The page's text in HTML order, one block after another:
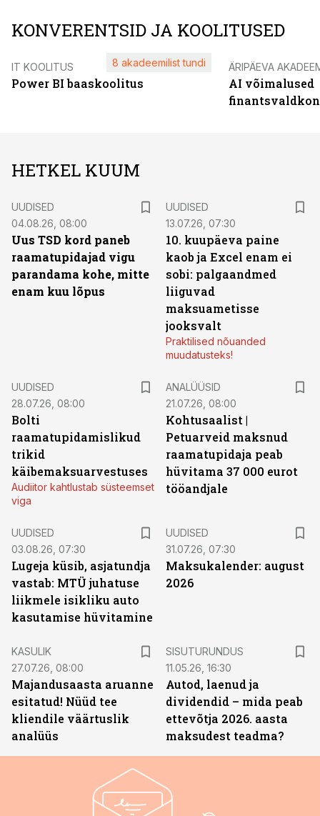
KONVERENTSID JA KOOLITUSED
IT KOOLITUS
Power BI baaskoolitus
8 akadeemilist tundi ÄRIPÄEVA
AI võimalused
HETKEL KUUM
UUDISED
04.08.26, 08:00
Uus TSD kord paneb
raamatupidajad vigu
parandama kohe, mitte
enam kuu lõpus
UUDISED
13.07.26, 07:30
10. kuupäeva paine
kaob ja Excel enam ei
sobi: palgaandmed
liiguvad
maksuametisse
jooksvalt
Praktilised nõuanded
muudatusteks!
UUDISED
28.07.26, 08:00
Bolti
raamatupidamislikud
trikid
käibemaksuarvestuses
Audiitor kahtlustab süsteemset
viga
ANALÜÜSID
21.07.26, 08:00
Kohtusaalist |
Petuarveid maksnud
raamatupidaja peab
hüvitama 37 000 eurot
tööandjale
UUDISED
03.08.26, 07:30
Lugeja küsib, asjatundja
vastab: MTÜ juhatuse
liikmele isikliku auto
kasutamise hüvitamine
UUDISED
31.07.26, 07:30
Maksukalender: august
2026
KASULIK
27.07.26, 08:00
Majandusaasta aruanne
esitatud! Nüüd tee
kliendile väärtuslik
analüüs
SISUTURUNDUS
11.05.26, 16:30
Autod, laenud ja
dividendid – mida peab
ettevõtja 2026. aasta
maksudest teadma?